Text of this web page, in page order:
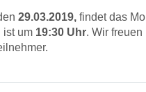
29.03.2019, findet das
ist um 19:30 Uhr. Wir